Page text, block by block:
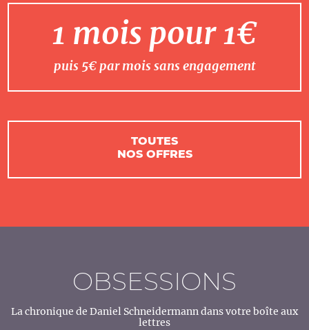
1 mois pour 1€
puis 5€ par mois sans engagement
TOUTES
NOS OFFRES
OBSESSIONS
La chronique de Daniel Schneidermann dans votre boîte aux
lettres